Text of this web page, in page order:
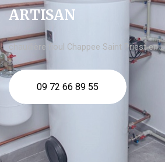
ARTISAN
chaudière fioul Chappee Saint Priest en
09 72 66 89 55